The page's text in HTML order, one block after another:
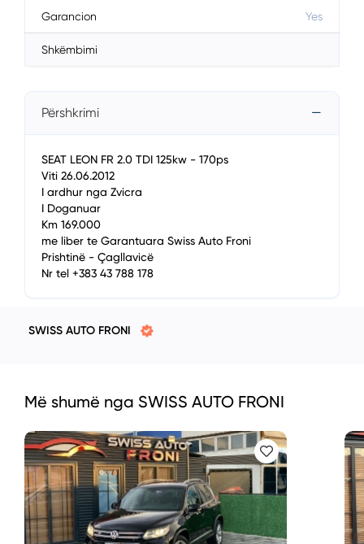
Garancion Yes
Shkëmbimi
Përshkrimi
SEAT LEON FR 2.0 TDI 125kw - 170ps
Viti 26.06.2012
I ardhur nga Zvicra
I Doganuar
Km 169.000
me liber te Garantuara Swiss Auto Froni
Prishtinë - Çagllavicë
Nr tel +383 43 788 178
SWISS AUTO FRONI
Më shumë nga SWISS AUTO FRONI